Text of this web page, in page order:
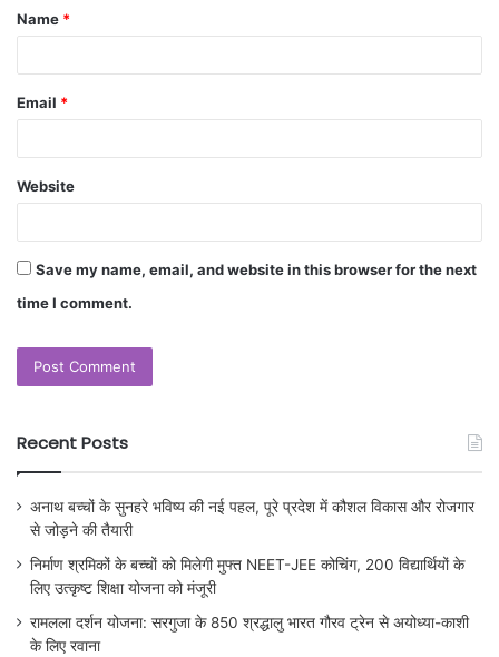
Name *
Email *
Website
Save my name, email, and website in this browser for the next
time I comment.
Recent Posts
अनाथ बच्चों के सुनहरे भविष्य की नई पहल, पूरे प्रदेश में कौशल विकास और रोजगार
से जोड़ने की तैयारी
निर्माण श्रमिकों के बच्चों को मिलेगी मुफ्त NEET-JEE कोचिंग, 200 विद्यार्थियों के
लिए उत्कृष्ट शिक्षा योजना को मंजूरी
रामलला दर्शन योजना: सरगुजा के 850 श्रद्धालु भारत गौरव ट्रेन से अयोध्या-काशी
के लिए रवाना